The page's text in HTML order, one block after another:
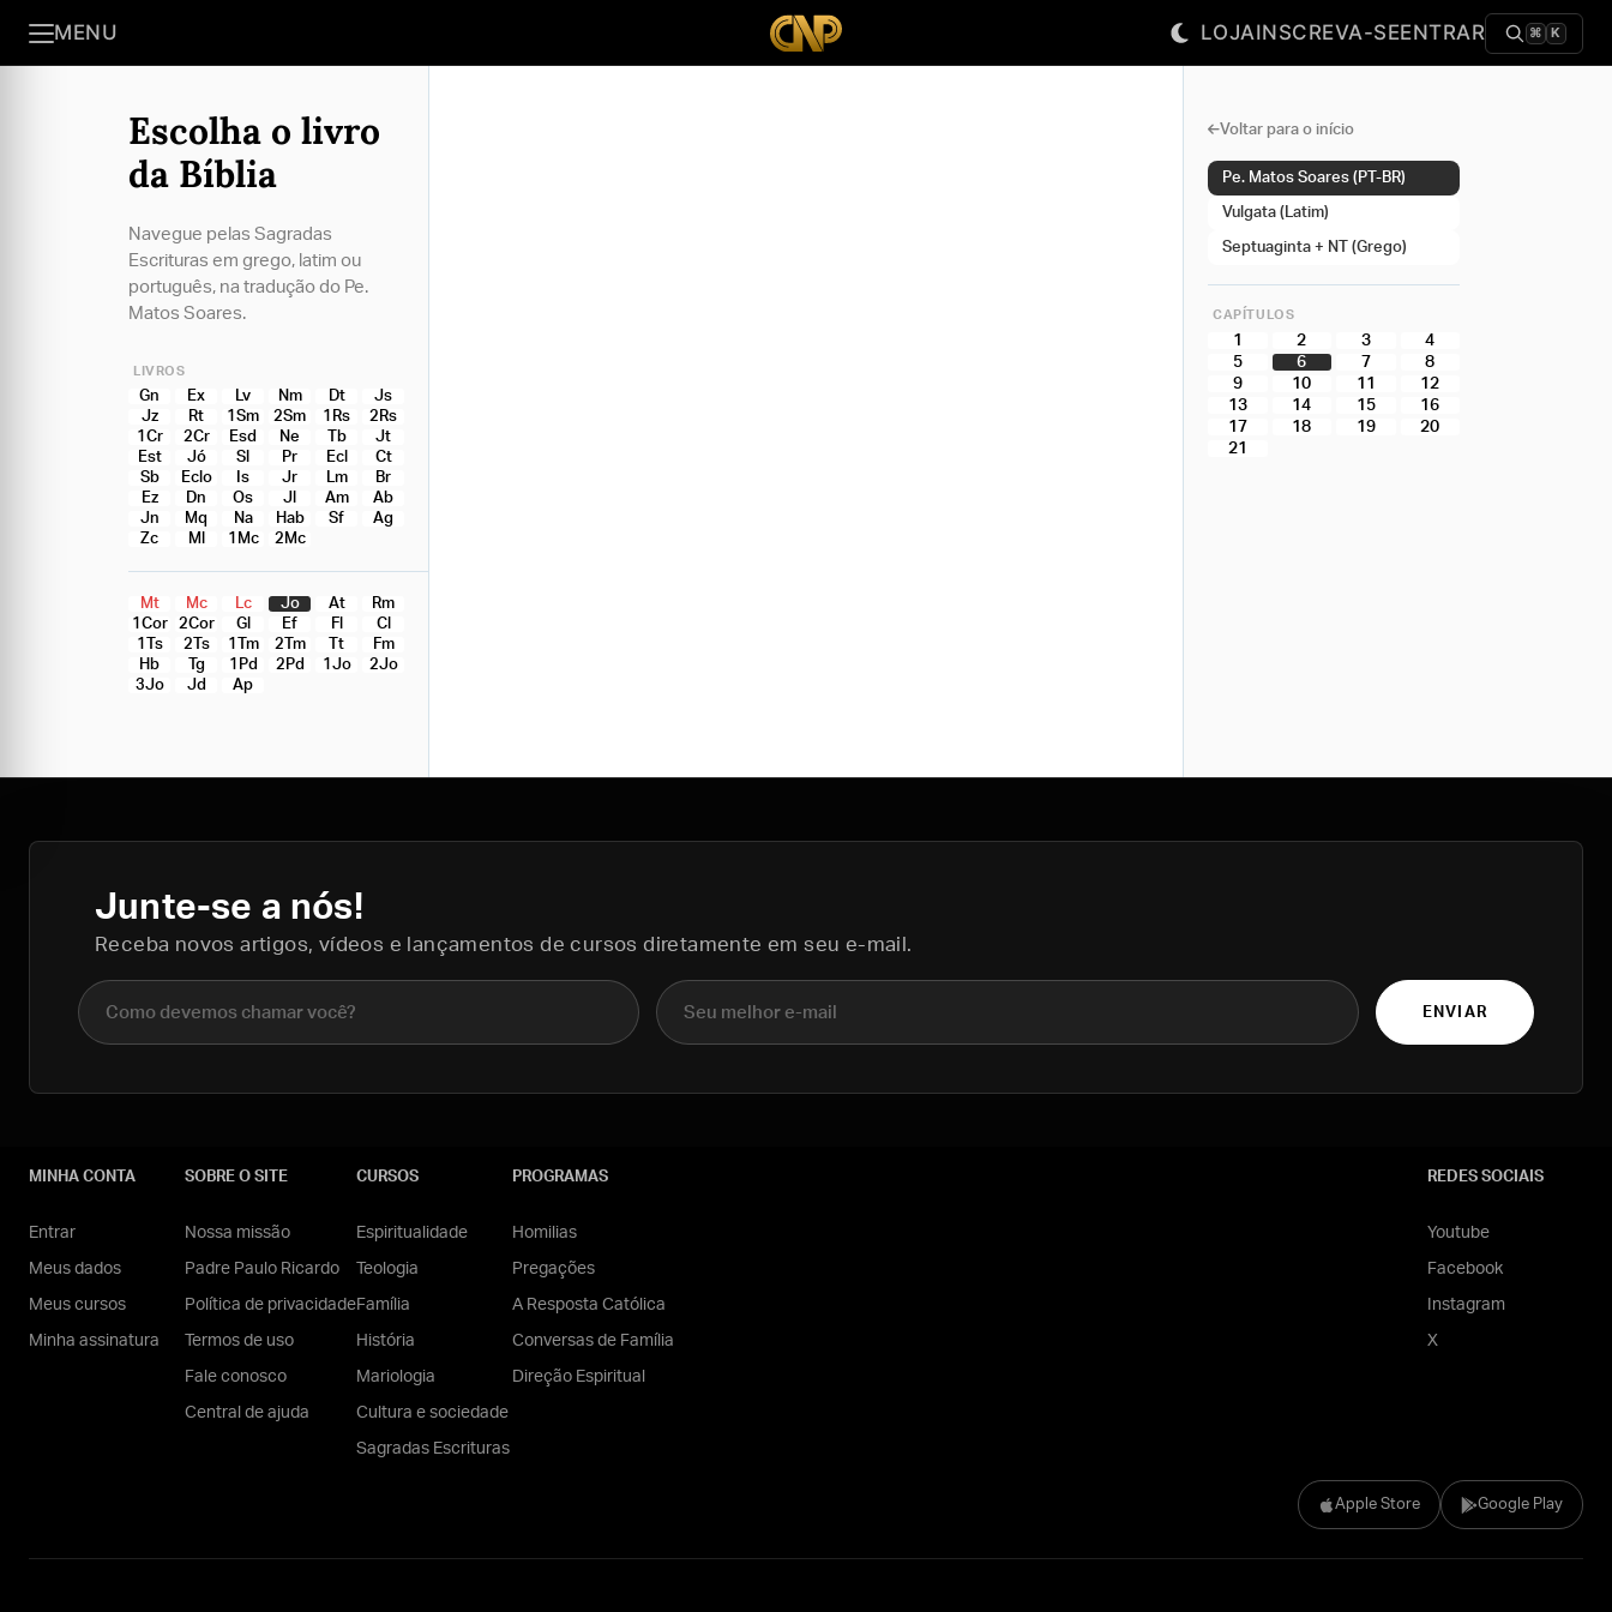
MENU LOJAINSCREVA-SEENTRAR ⌘ K
Escolha o livro
da Bíblia
Navegue pelas Sagradas
Escrituras em grego, latim ou
português, na tradução do Pe.
Matos Soares.
LIVROS
Gn Ex Lv Nm Dt
Js
Jz
Rt 1Sm 2Sm 1Rs
2Rs
1Cr
2Cr Esd Ne Tb
Jt
Est
Jó Sl Pr Ecl
Ct
Sb
Eclo Is Jr Lm
Br
Ez
Dn Os Jl Am
Ab
Jn
Mq Na Hab Sf
Ag
Zc
Ml 1Mc 2Mc
Mt Mc Lc Jo At
Rm
1Cor
2Cor Gl Ef Fl
Cl
1Ts
2Ts 1Tm 2Tm Tt
Fm
Hb
Tg 1Pd 2Pd 1Jo
2Jo
3Jo
Jd Ap
Voltar para o início
Pe. Matos Soares (PT-BR)
Vulgata (Latim)
Septuaginta + NT (Grego)
CAPÍTULOS
1 2 3
4
5
6 7
8
9
10 11
12
13
14 15
16
17
18 19
20
21
Junte-se a nós!
Receba novos artigos, vídeos e lançamentos de cursos diretamente em seu e-mail.
Nome completo E-mail
ENVIAR
Apple Store Google Play
MINHA CONTA
Entrar
Meus dados
Meus cursos
Minha assinatura
SOBRE O SITE
Nossa missão
Padre Paulo Ricardo
Política de privacidade
Termos de uso
Fale conosco
Central de ajuda
CURSOS
Espiritualidade
Teologia
Família
História
Mariologia
Cultura e sociedade
Sagradas Escrituras
PROGRAMAS
Homilias
Pregações
A Resposta Católica
Conversas de Família
Direção Espiritual
REDES SOCIAIS
Youtube
Facebook
Instagram
X